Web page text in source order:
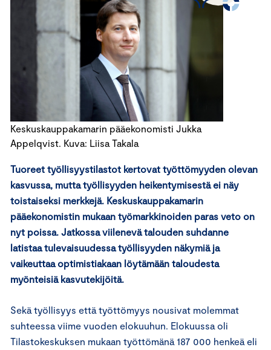
Keskuskauppakamarin pääekonomisti Jukka
Appelqvist. Kuva: Liisa Takala
Tuoreet työllisyystilastot kertovat työttömyyden olevan
kasvussa, mutta työllisyyden heikentymisestä ei näy
toistaiseksi merkkejä. Keskuskauppakamarin
pääekonomistin mukaan työmarkkinoiden paras veto on
nyt poissa. Jatkossa viilenevä talouden suhdanne
latistaa tulevaisuudessa työllisyyden näkymiä ja
vaikeuttaa optimistiakaan löytämään taloudesta
myönteisiä kasvutekijöitä.
Sekä työllisyys että työttömyys nousivat molemmat
suhteessa viime vuoden elokuuhun. Elokuussa oli
Tilastokeskuksen mukaan työttömänä 187 000 henkeä eli